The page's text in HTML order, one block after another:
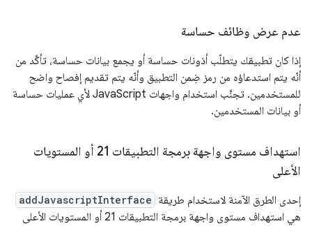
عدم عرض وظائف حساسة
إذا كان تطبيقك يتطلّب أذونات حساسة أو يجمع بيانات حساسة، تأكَّد من
أنّه يتم استدعاؤه من رمز ضِمن التطبيق وأنّه يتم تقديم إفصاح واضح
للمستخدمين. تجنَّب استخدام واجهات JavaScript لأي عمليات حساسة
أو بيانات المستخدمين.
استهداف مستوى واجهة برمجة التطبيقات 21 أو المستويات
الأعلى
إحدى الطرق الآمنة لاستخدام طريقة addJavascriptInterface
هي استهداف مستوى واجهة برمجة التطبيقات 21 أو المستويات الأعلى